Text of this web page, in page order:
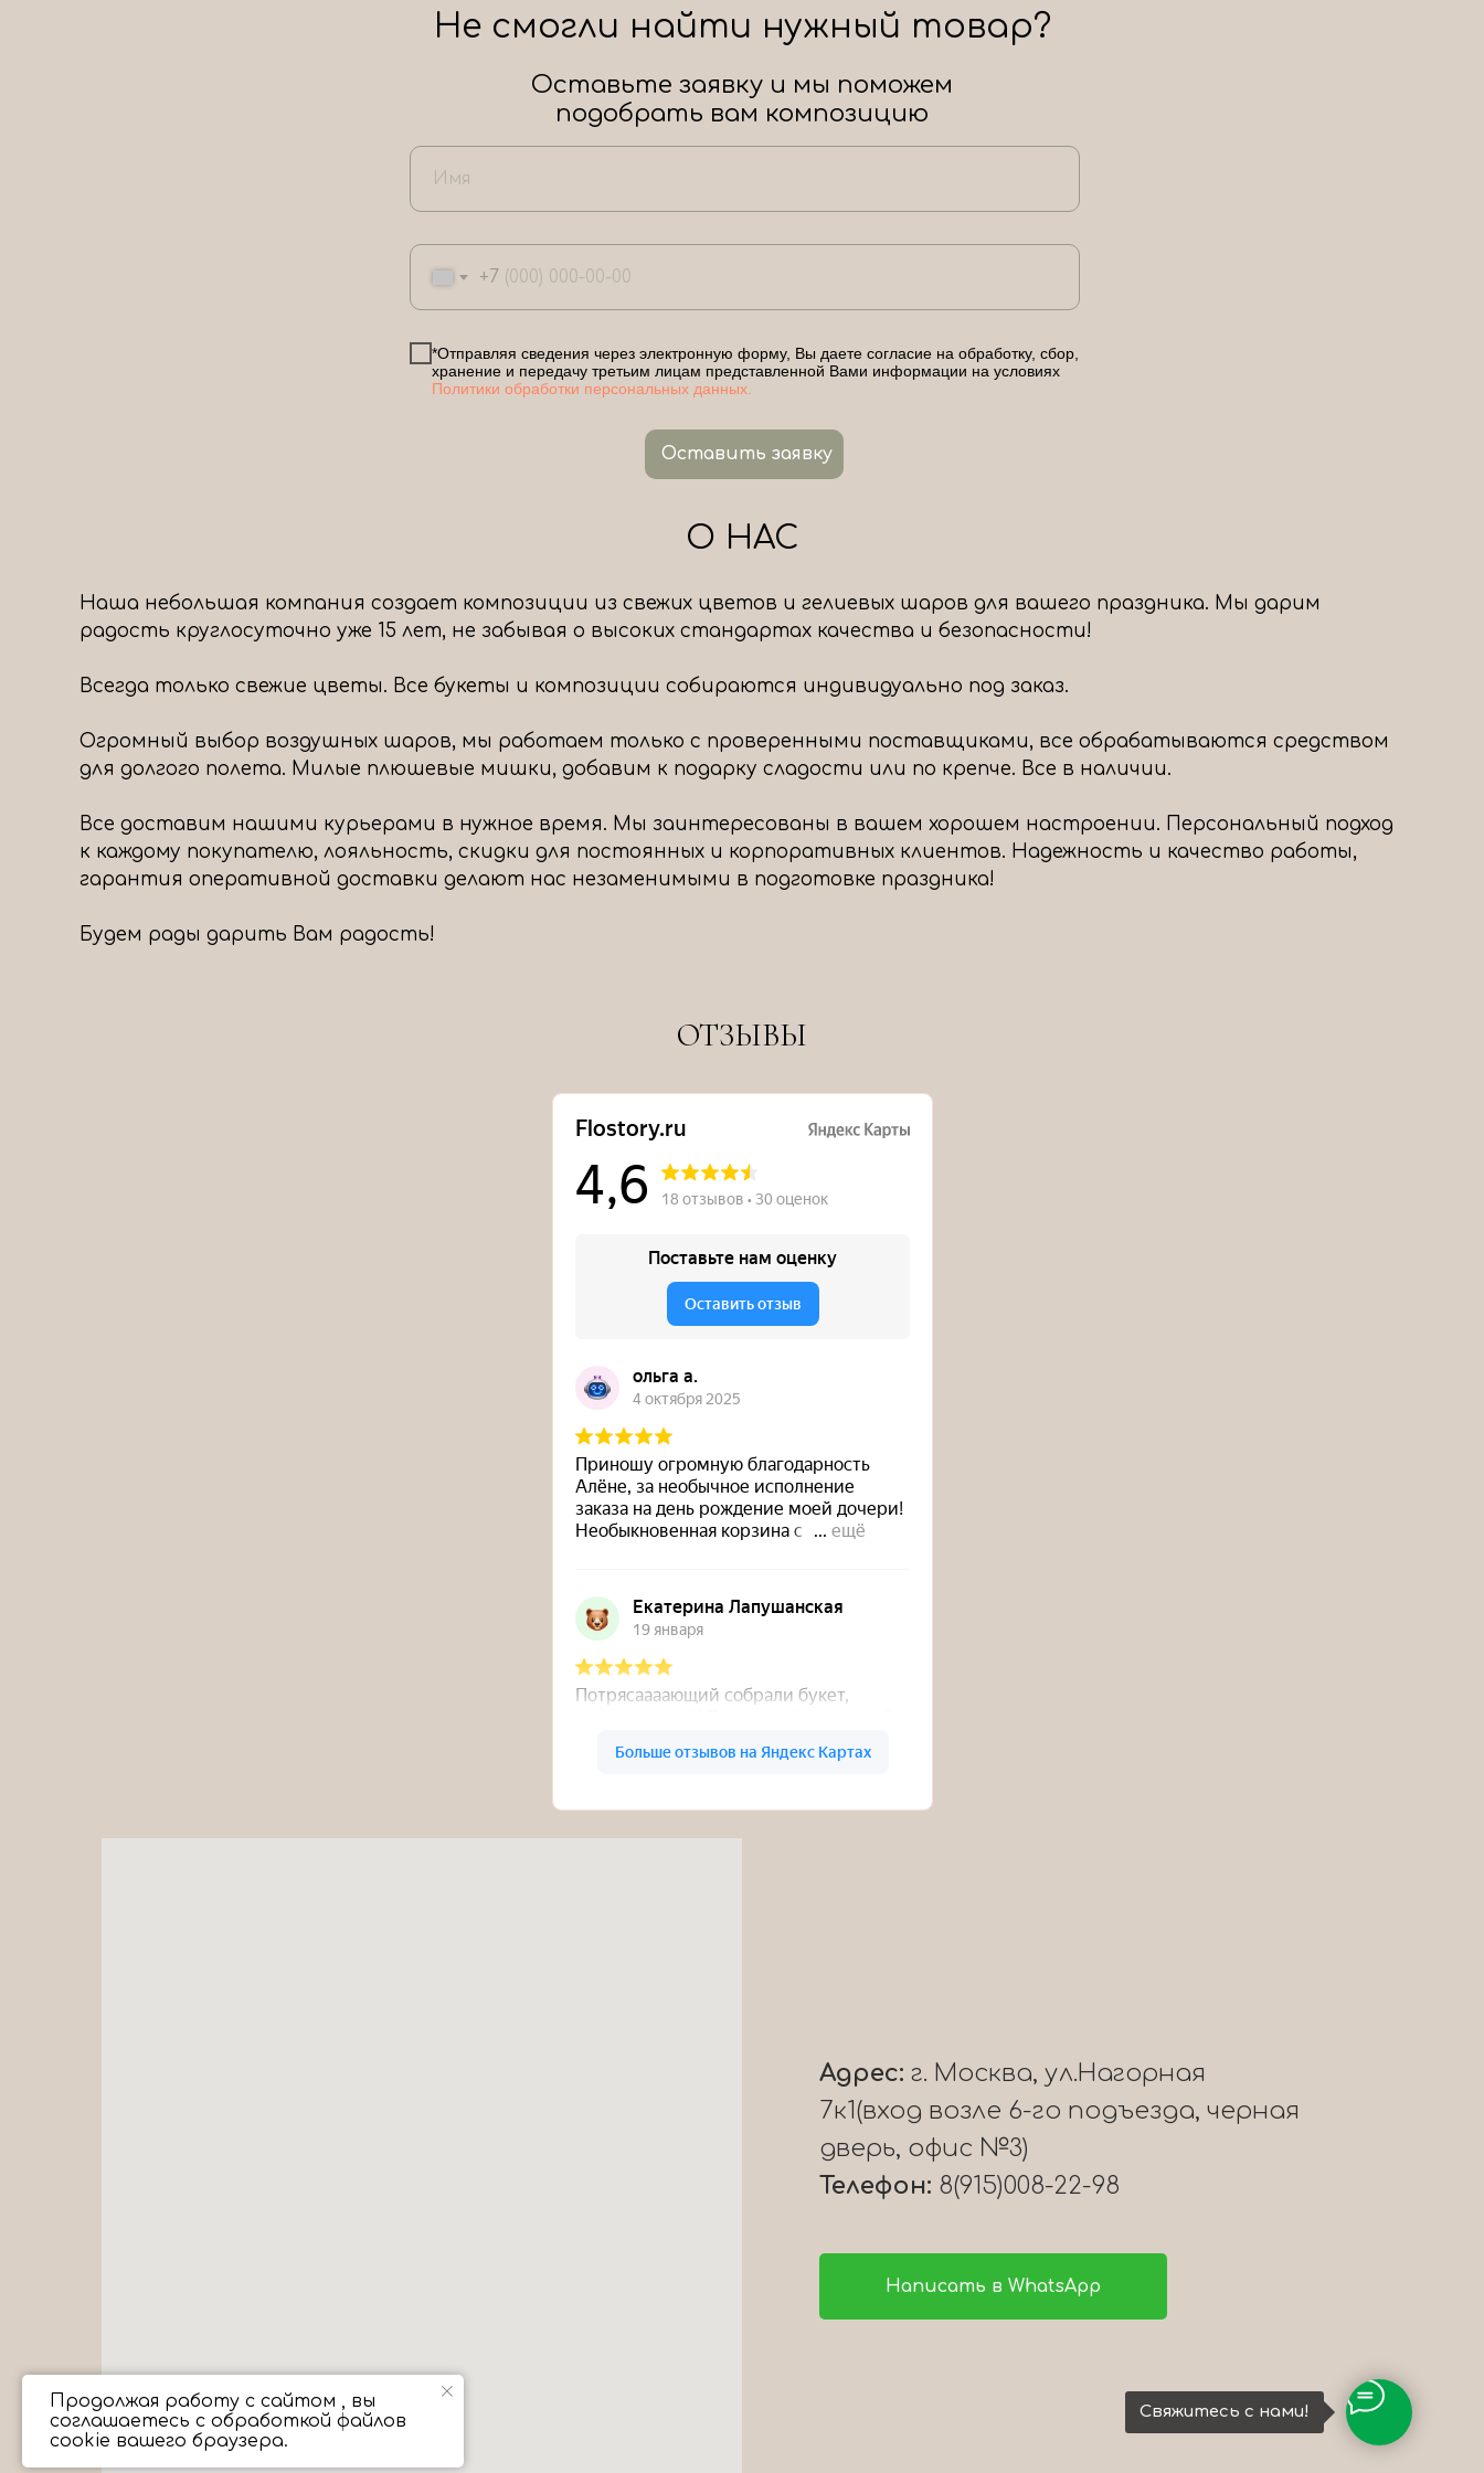
Свяжитесь с нами!
Продолжая работу с сайтом , вы
соглашаетесь с обработкой файлов
cookie вашего браузера.
+7
*Отправляя сведения через электронную форму, Вы даете согласие на обработку, сбор,
хранение и передачу третьим лицам представленной Вами информации на условиях
Политики обработки персональных данных.
Оставить заявку
Не смогли найти нужный товар?
Оставьте заявку и мы поможем
подобрать вам композицию
О НАС
Наша небольшая компания создает композиции из свежих цветов и гелиевых шаров для вашего праздника. Мы дарим
радость круглосуточно уже 15 лет, не забывая о высоких стандартах качества и безопасности!
Всегда только свежие цветы. Все букеты и композиции собираются индивидуально под заказ.
Огромный выбор воздушных шаров, мы работаем только с проверенными поставщиками, все обрабатываются средством
для долгого полета. Милые плюшевые мишки, добавим к подарку сладости или по крепче. Все в наличии.
Все доставим нашими курьерами в нужное время. Мы заинтересованы в вашем хорошем настроении. Персональный подход
к каждому покупателю, лояльность, скидки для постоянных и корпоративных клиентов. Надежность и качество работы,
гарантия оперативной доставки делают нас незаменимыми в подготовке праздника!
Будем рады дарить Вам радость!
ОТЗЫВЫ
Адрес: г. Москва, ул.Нагорная
7к1(вход возле 6-го подъезда, черная
дверь, офис №3)
Телефон: 8(915)008-22-98
Написать в WhatsApp